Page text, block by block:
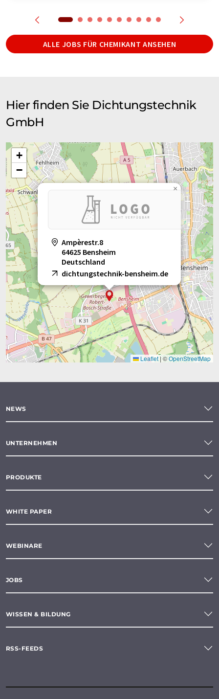
ALLE JOBS FÜR CHEMIKANT ANSEHEN
Hier finden Sie Dichtungstechnik
GmbH
Ampèrestr.8
64625 Bensheim
Deutschland
dichtungstechnik-bensheim.de
×
+
−
Leaflet|©OpenStreetMap
NEWS
UNTERNEHMEN
PRODUKTE
WHITE PAPER
WEBINARE
JOBS
WISSEN & BILDUNG
RSS-FEEDS